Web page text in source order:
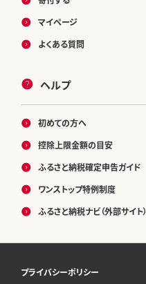
マイページ
よくある質問
ヘルプ
初めての方へ
控除上限金額の目安
ふるさと納税確定申告ガイド
ワンストップ特例制度
ふるさと納税ナビ（外部サイト）
プライバシーポリシー